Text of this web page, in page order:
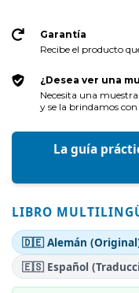
Garantía
Recibe el producto
¿Desea ver una
Necesita una
y se la brindamos
La guía
LIBRO
🇩🇪 Alemán
🇪🇸 Español